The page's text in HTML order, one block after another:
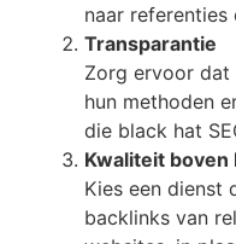
naar referenties
Transparantie
Zorg ervoor dat
hun methoden
die black hat
Kwaliteit boven
Kies een dienst
backlinks van